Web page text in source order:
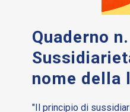
Quaderno
nome della
"Il principio di